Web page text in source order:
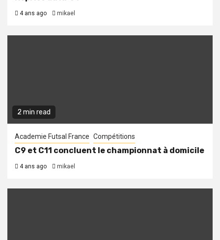
4 ans ago mikael
2 min read
Academie Futsal France Compétitions
C9 et C11 concluent le championnat à domicile
4 ans ago mikael